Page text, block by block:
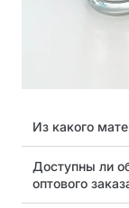
Из какого
Доступны ли
оптового